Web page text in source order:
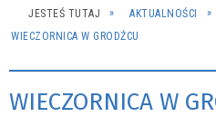
JESTEŚ TUTAJ AKTUALNOŚCI
WIECZORNICA W GRODŹCU
WIECZORNICA W